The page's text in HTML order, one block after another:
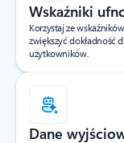
Wskaźniki
Korzystaj ze
zwiększyć dokładność
użytkowników.
Dane